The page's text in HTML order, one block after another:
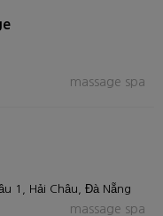
massage spa
1, Hải Châu, Đà Nẵng
massage spa